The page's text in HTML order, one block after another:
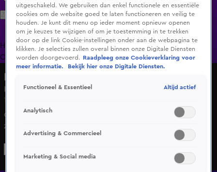
Zoeken
HomeUitzending Gemist Programma's De Bondgenoten
OranjezomerLivestreamsShop
Laarzen of klompen, beide werkt voor Johan
18 apr 2024, 14:39
ohan laat zien wat hij voor werkt doet met een foto van
zijn wagen. Hij vertelt er ook bij dat hij graag in de
Agrarische sector werkt en hij laarzen of klompen draagt
lachen. Vindt Johan dit wel leuk?
uitgeschakeld. We gebruiken dan enkel functionele en essentiële
cookies om de website goed te laten functioneren en veilig te
houden. Je kunt dit menu op ieder moment opnieuw openen
om je keuzes te wijzigen of om je toestemming in te trekken
door op de link Cookie-instellingen onder aan de webpagina te
klikken. Je selecties zullen overal binnen onze Digitale Diensten
worden doorgevoerd.
Raadpleeg onze Cookieverklaring voor
meer informatie.
Bekijk hier onze Digitale Diensten.
Functioneel & Essentieel Altijd actief
Analytisch
Advertising & Commercieel
Marketing & Social media